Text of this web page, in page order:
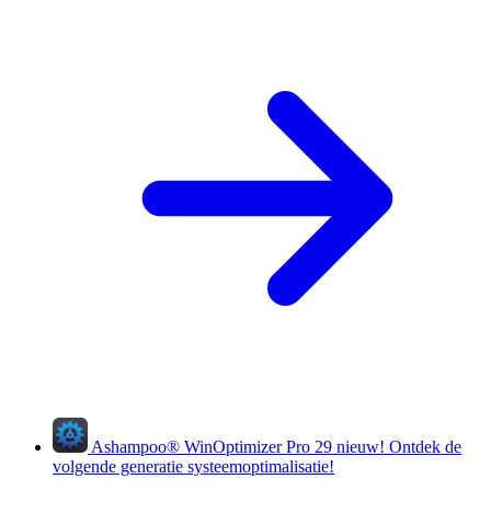
Ashampoo® WinOptimizer Pro 29 nieuw! Ontdek de
volgende generatie systeemoptimalisatie!